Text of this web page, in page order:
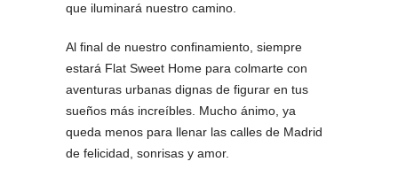
que iluminará nuestro camino.
Al final de nuestro confinamiento, siempre
estará Flat Sweet Home para colmarte con
aventuras urbanas dignas de figurar en tus
sueños más increíbles. Mucho ánimo, ya
queda menos para llenar las calles de Madrid
de felicidad, sonrisas y amor.